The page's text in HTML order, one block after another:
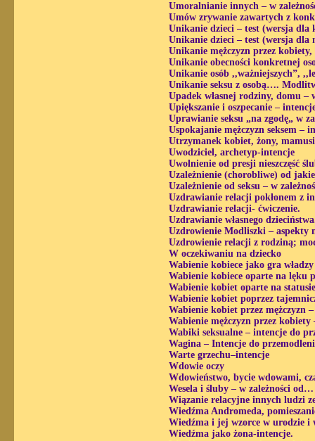
Umoralnianie innych – w
Umów zrywanie zawartych z
Unikanie dzieci – test (wersja dla
Unikanie dzieci – test (wersja dla
Unikanie mężczyzn przez
Unikanie obecności konkretnej
Unikanie osób ,,ważniejszych”,
Unikanie seksu z osobą….
Upadek własnej rodziny, domu
Upiększanie i oszpecanie –
Uprawianie seksu „na zgodę„ w
Uspokajanie mężczyzn seksem –
Utrzymanek kobiet, żony,
Uwodziciel, archetyp-intencje
Uwolnienie od presji nieszczęść
Uzależnienie (chorobliwe) od
Uzależnienie od seksu – w
Uzdrawianie relacji pokłonem z
Uzdrawianie relacji- ćwiczenie.
Uzdrawianie własnego
Uzdrowienie Modliszki – aspekty
Uzdrowienie relacji z rodziną;
W oczekiwaniu na dziecko
Wabienie kobiece jako gra
Wabienie kobiece oparte na lęku
Wabienie kobiet oparte na
Wabienie kobiet poprzez
Wabienie kobiet przez mężczyzn
Wabienie mężczyzn przez kobiety
Wabiki seksualne – intencje do
Wagina – Intencje do
Warte grzechu–intencje
Wdowie oczy
Wdowieństwo, bycie wdowami,
Wesela i śluby – w zależności
Wiązanie relacyjne innych ludzi
Wiedźma Andromeda,
Wiedźma i jej wzorce w urodzie i
Wiedźma jako żona-intencje.